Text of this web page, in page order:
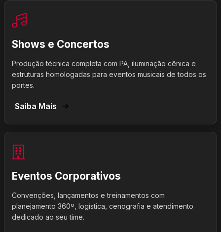
Shows e Concertos
Produção técnica completa com PA, iluminação cênica e
estruturas homologadas para eventos musicais de todos os
portes.
Saiba Mais
Eventos Corporativos
Convenções, lançamentos e treinamentos com
planejamento 360º, logística, cenografia e atendimento
dedicado ao seu time.